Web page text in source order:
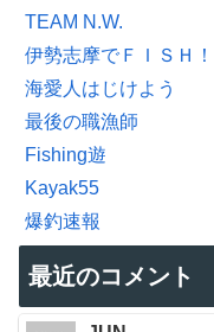
TEAM N.W.
伊勢志摩でＦＩＳＨ！
海愛人はじけよう
最後の職漁師
Fishing遊
Kayak55
爆釣速報
最近のコメント